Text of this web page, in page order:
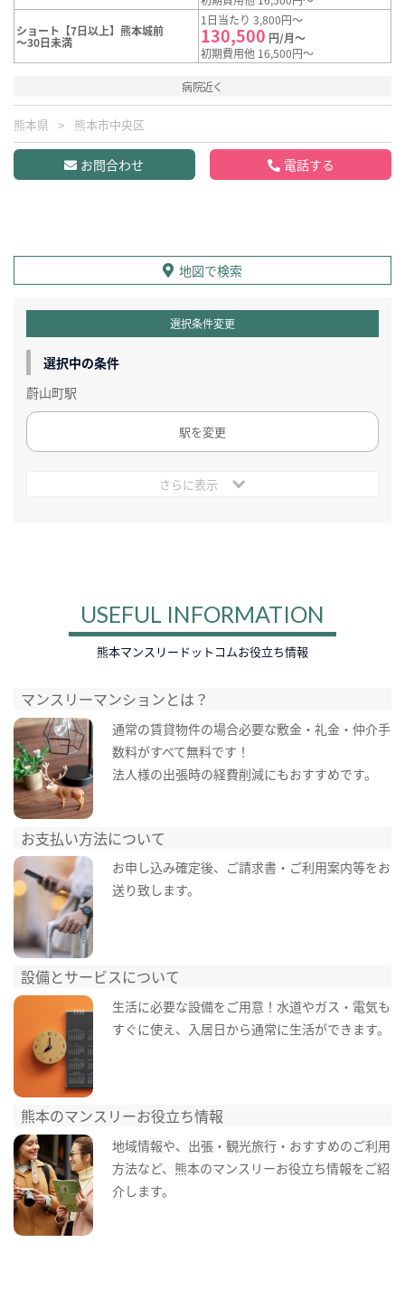
ショート【7日以上】熊本城前
～30日未満
1日当たり 3,800円～
130,500 円/月～
初期費用他 16,500円～
病院近く
熊本県 熊本市中央区
お問合わせ 電話する
地図で検索
選択条件変更
選択中の条件
蔚山町駅
駅を変更
さらに表示
USEFUL INFORMATION
熊本マンスリードットコムお役立ち情報
マンスリーマンションとは？
通常の賃貸物件の場合必要な敷金・礼金・仲介手
数料がすべて無料です！
法人様の出張時の経費削減にもおすすめです。
お支払い方法について
お申し込み確定後、ご請求書・ご利用案内等をお
送り致します。
設備とサービスについて
生活に必要な設備をご用意！水道やガス・電気も
すぐに使え、入居日から通常に生活ができます。
熊本のマンスリーお役立ち情報
地域情報や、出張・観光旅行・おすすめのご利用
方法など、熊本のマンスリーお役立ち情報をご紹
介します。